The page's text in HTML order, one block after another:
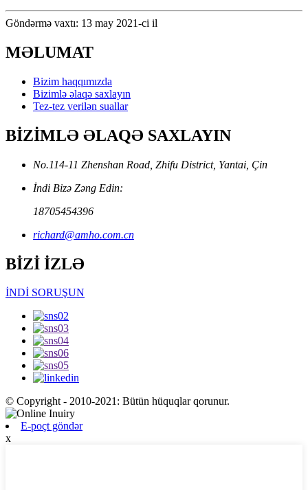
Göndərmə vaxtı: 13 may 2021-ci il
MƏLUMAT
Bizim haqqımızda
Bizimlə əlaqə saxlayın
Tez-tez verilən suallar
BİZİMLƏ ƏLAQƏ SAXLAYIN
No.114-11 Zhenshan Road, Zhifu District, Yantai, Çin
İndi Bizə Zəng Edin:
18705454396
richard@amho.com.cn
BİZİ İZLƏ
İNDİ SORUŞUN
© Copyright - 2010-2021: Bütün hüquqlar qorunur.
E-poçt göndər
x